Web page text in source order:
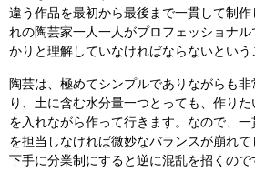
違う作品を最初から最後まで一貫して制
れの陶芸家一人一人がプロフェッショナ
かりと理解していなければならないという
陶芸は、極めてシンプルでありながらも
り、土に含む水分量一つとっても、作り
を入れながら作って行きます。なので、
を担当しなければ微妙なバランスが崩れて
下手に分業制にすると逆に混乱を招くので